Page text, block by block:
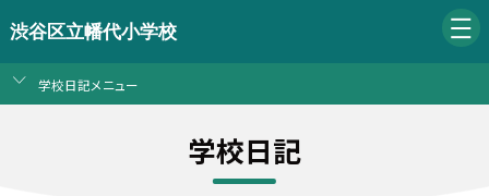
渋谷区立幡代小学校
学校日記メニュー
学校日記